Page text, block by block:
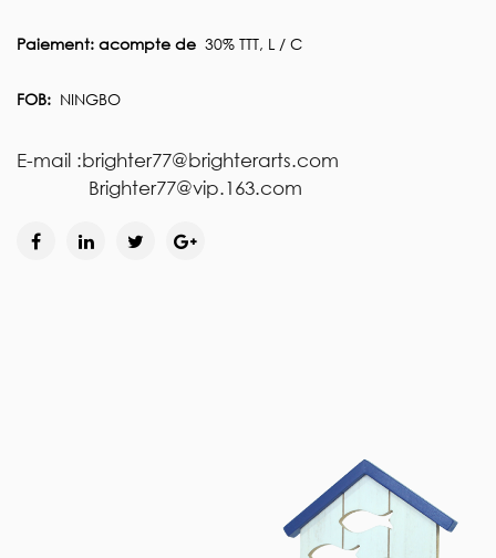
Paiement: acompte de 30% TTT, L / C
FOB: NINGBO
E-mail :brighter77@brighterarts.com
Brighter77@vip.163.com